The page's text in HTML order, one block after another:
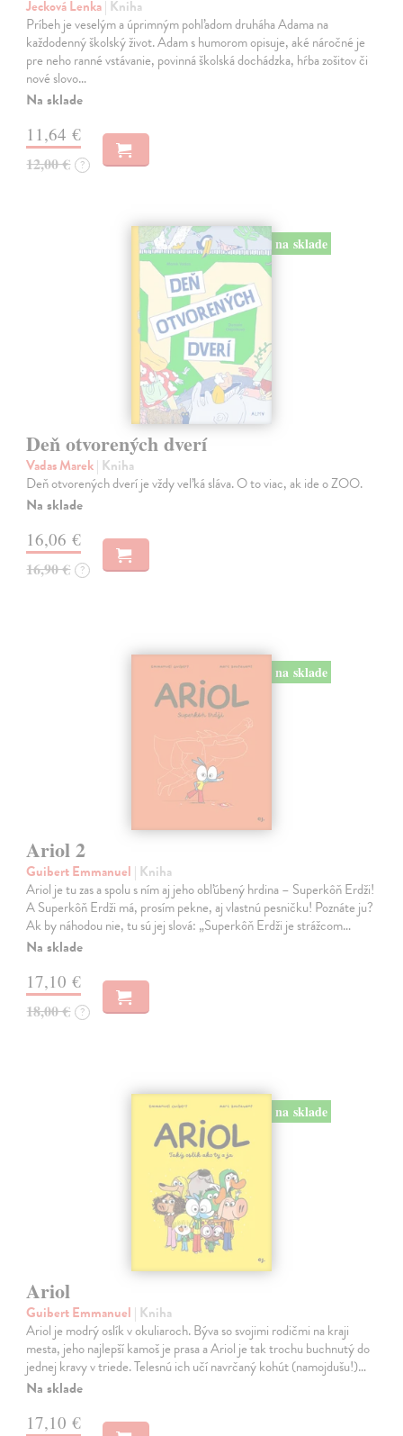
Jecková Lenka| Kniha
Príbeh je veselým a úprimným pohľadom druháha Adama na
každodenný školský život. Adam s humorom opisuje, aké náročné je
pre neho ranné vstávanie, povinná školská dochádzka, hŕba zošitov či
nové slovo…
Na sklade
11,64 €
12,00 € ?
na sklade
Deň otvorených dverí
Vadas Marek| Kniha
Deň otvorených dverí je vždy veľká sláva. O to viac, ak ide o ZOO.
Na sklade
16,06 €
16,90 € ?
na sklade
Ariol 2
Guibert Emmanuel | Kniha
Ariol je tu zas a spolu s ním aj jeho obľúbený hrdina – Superkôň Erdži!
A Superkôň Erdži má, prosím pekne, aj vlastnú pesničku! Poznáte ju?
Ak by náhodou nie, tu sú jej slová: „Superkôň Erdži je strážcom…
Na sklade
17,10 €
18,00 € ?
na sklade
Ariol
Guibert Emmanuel | Kniha
Ariol je modrý oslík v okuliaroch. Býva so svojimi rodičmi na kraji
mesta, jeho najlepší kamoš je prasa a Ariol je tak trochu buchnutý do
jednej kravy v triede. Telesnú ich učí navrčaný kohút (namojdušu!)…
Na sklade
17,10 €